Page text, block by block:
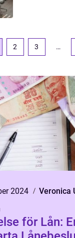
2 3 …
2024
Veronica
för Lån: